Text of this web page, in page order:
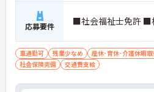
応募要件 ■社会福祉士免許 ■
車通勤可 残業少なめ 産休･育休･介護休暇
社会保険完備
交通費支給